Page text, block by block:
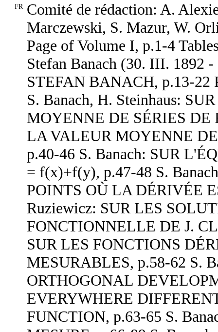
FR Comité de rédaction: A.
Marczewski, S. Mazur, W.
Page of Volume I, p.1-4
Stefan Banach (30. III. 1892
STEFAN BANACH, p.13-22
S. Banach, H. Steinhaus:
MOYENNE DE SÉRIES DE
LA VALEUR MOYENNE
p.40-46 S. Banach: SUR
= f(x)+f(y), p.47-48 S.
POINTS OÙ LA DÉRIVÉE
Ruziewicz: SUR LES
FONCTIONNELLE DE J.
SUR LES FONCTIONS
MESURABLES, p.58-62 S.
ORTHOGONAL
EVERYWHERE
FUNCTION, p.63-65 S.